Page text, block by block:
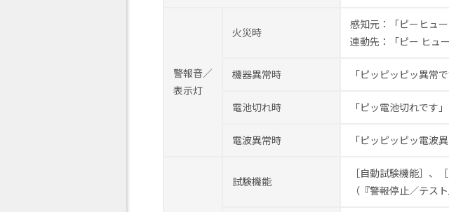
警報音／
表示灯
火災時
感知元：「ピーヒュ
連動先：「ピー ヒュ
機器異常時 「ピッピッピッ異常
電池切れ時 「ピッ電池切れです
電波異常時 「ピッピッピッ電波
試験機能
［自動試験機能］、
（『警報停止／テス